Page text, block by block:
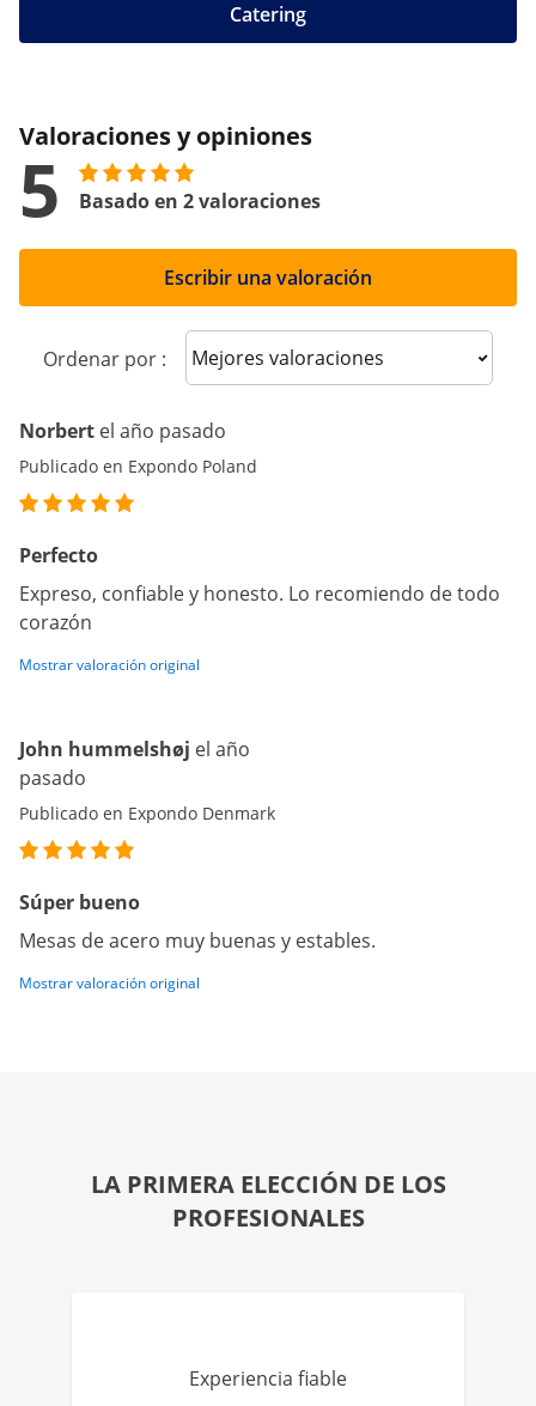
Catering
Valoraciones y opiniones
5 Basado en 2 valoraciones
Escribir una valoración
Ordenar por : Sort reviews
Norbert el año pasado
Publicado en Expondo Poland
Perfecto
Expreso, confiable y honesto. Lo recomiendo de todo
corazón
Mostrar valoración original
John hummelshøj el año
pasado
Publicado en Expondo Denmark
Súper bueno
Mesas de acero muy buenas y estables.
Mostrar valoración original
LA PRIMERA ELECCIÓN DE LOS
PROFESIONALES
Experiencia fiable